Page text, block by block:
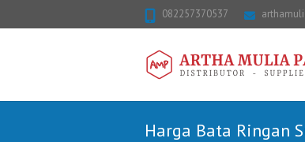
082257370537
Harga Bata Ringan